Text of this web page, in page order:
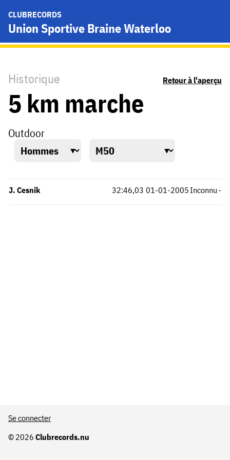
CLUBRECORDS
Union Sportive Braine Waterloo
Historique Retour à l'aperçu
5 km marche
Outdoor
J. Cesnik Inconnu
32:46,03 -
01-01-2005
© 2026 Clubrecords.nu
Se connecter